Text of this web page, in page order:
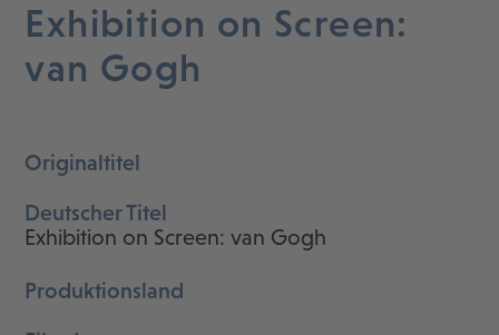
Exhibition on Screen:
van Gogh
Originaltitel
Deutscher Titel
Exhibition on Screen: van Gogh
Produktionsland